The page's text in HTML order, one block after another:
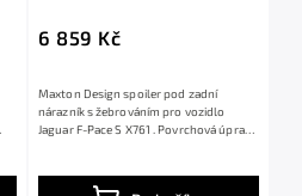
6 859 Kč
Maxton Design spoiler pod zadní
nárazník s žebrováním pro vozidlo
Jaguar F-Pace S X761 . Povrchová úprava